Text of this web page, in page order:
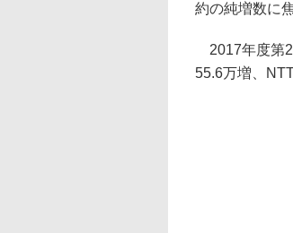
約の純増数に
2017年度第2
55.6万増、